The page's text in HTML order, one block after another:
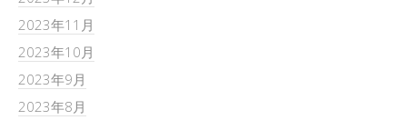
2023年11月
2023年10月
2023年9月
2023年8月